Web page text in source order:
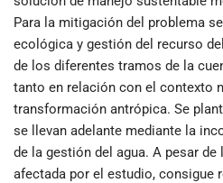
Para la mitigación del problema
ecológica y gestión del recurso
de los diferentes tramos de la
tanto en relación con el contexto
transformación antrópica. Se
se llevan adelante mediante la
de la gestión del agua. A pesar de
afectada por el estudio, consigue